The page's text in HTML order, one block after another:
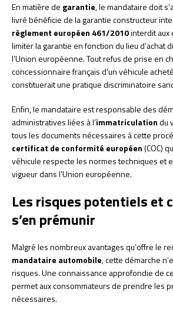
En matière de garantie, le mandataire doit
livré bénéficie de la garantie constructeur
règlement européen 461/2010interdit aux
limiter la garantie en fonction du lieu d’achat
l’Union européenne. Tout refus de prise en
concessionnaire français d’un véhicule
constituerait une pratique discriminatoire
Enfin, le mandataire est responsable des
administratives liées à l’immatriculationdu
tous les documents nécessaires à cette
certificat de conformité européen(COC)
véhicule respecte les normes techniques et
vigueur dans l’Union européenne.
Les risques potentiels et
s’en prémunir
Malgré les nombreux avantages qu’offre le
mandataire automobile, cette démarche
risques. Une connaissance approfondie de
permet aux consommateurs de prendre les
nécessaires.